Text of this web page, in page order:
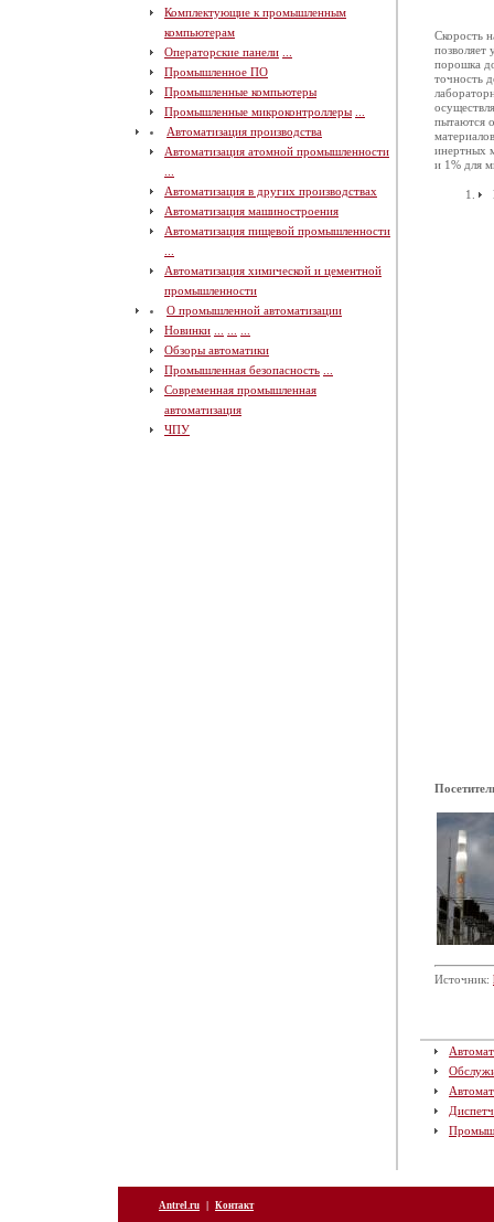
Комплектующие к промышленным
компьютерам
Операторские панели
Промышленное ПО
Промышленные компьютеры
Промышленные микроконтроллеры
Автоматизация производства
Автоматизация атомной промышленности
Автоматизация в других производствах
Автоматизация машиностроения
Автоматизация пищевой промышленности
Автоматизация химической и цементной
промышленности
О промышленной автоматизации
Новинки
Обзоры автоматики
Промышленная безопасность
Современная промышленная
автоматизация
ЧПУ
Скорость
позволяет
порошка
точность
пытаются
инертных
и 1% для
Источник:
Antrel.ru | Контакт